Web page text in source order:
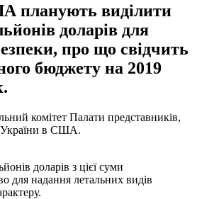
планують виділити
доларів для
про що свідчить
бюджету на 2019
комітет Палати представників,
України в США.
доларів з цієї суми
для надання летальних видів